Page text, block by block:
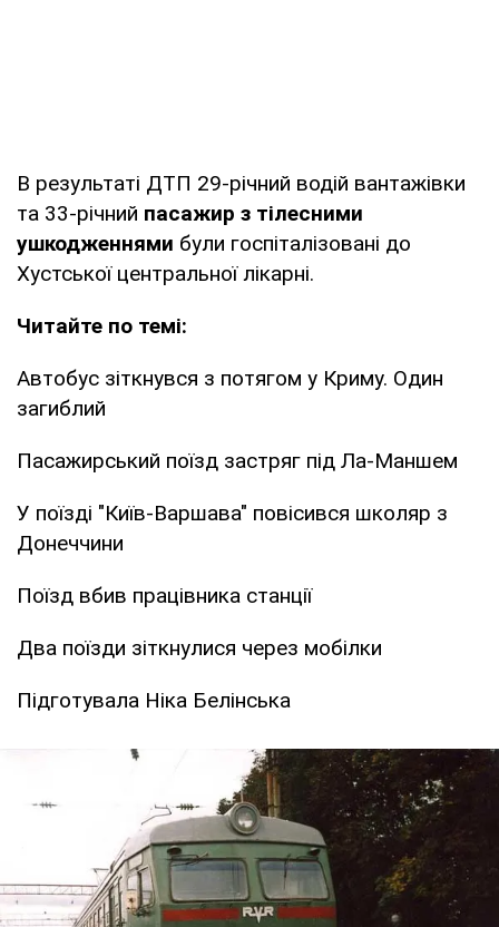
В результаті ДТП 29-річний водій вантажівки
та 33-річний пасажир з тілесними
ушкодженнями були госпіталізовані до
Хустської центральної лікарні.
Читайте по темі:
Автобус зіткнувся з потягом у Криму. Один
загиблий
Пасажирський поїзд застряг під Ла-Маншем
У поїзді "Київ-Варшава" повісився школяр з
Донеччини
Поїзд вбив працівника станції
Два поїзди зіткнулися через мобілки
Підготувала Ніка Белінська